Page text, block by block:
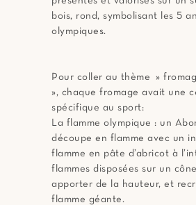
bois, rond, symbolisant les 5
olympiques.
Pour coller au thème »
», chaque fromage avait une
spécifique au sport:
La flamme olympique : un
découpe en flamme avec un
flamme en pâte d’abricot à
flammes disposées sur un
apporter de la hauteur, et
flamme géante.